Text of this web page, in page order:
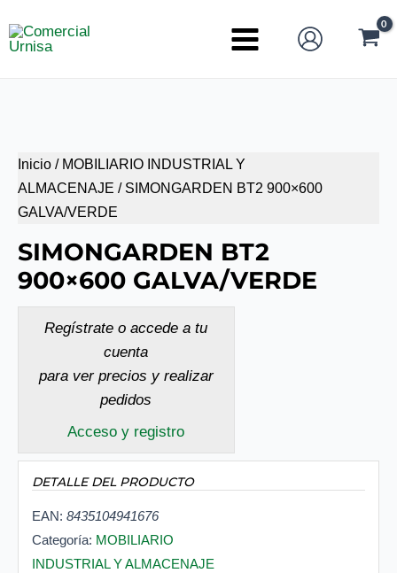
al
Main
Inicio / MOBILIARIO INDUSTRIAL Y
ALMACENAJE / SIMONGARDEN BT2 900×600
GALVA/VERDE
SIMONGARDEN BT2
900×600 GALVA/VERDE
Regístrate o accede a tu
cuenta
para ver precios y realizar
pedidos
Acceso y registro
DETALLE DEL PRODUCTO
EAN: 8435104941676
Categoría: MOBILIARIO
INDUSTRIAL Y ALMACENAJE